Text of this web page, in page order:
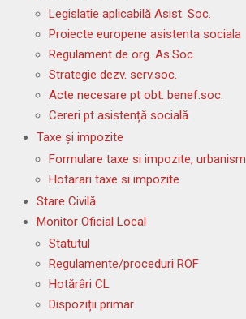
Legislatie aplicabilă Asist. Soc.
Proiecte europene asistenta sociala
Regulament de org. As.Soc.
Strategie dezv. serv.soc.
Acte necesare pt obt. benef.soc.
Cereri pt asistență socială
Taxe și impozite
Formulare taxe si impozite, urbanism
Hotarari taxe si impozite
Stare Civilă
Monitor Oficial Local
Statutul
Regulamente/proceduri ROF
Hotărâri CL
Dispoziții primar